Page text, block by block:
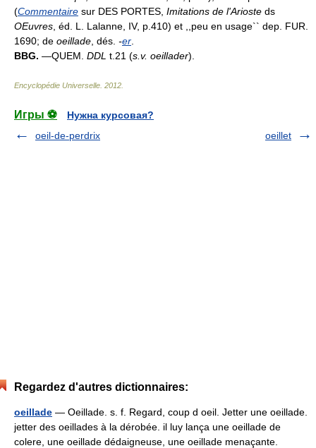
(Commentaire sur DES PORTES, Imitations de l'Arioste ds
OEuvres , éd. L. Lalanne, IV, p.410) et ,,peu en usage`` dep. FUR.
1690; de oeillade , dés. -er
BBG. —QUEM. DDL t.21 (s.v. oeillader).
Encyclopédie Universelle 2012
Игры ⚽
Нужна курсовая?
oeil-de-perdrix
oeillet
Regardez d'autres dictionnaires:
oeillade — Oeillade. s. f. Regard, coup d oeil. Jetter une oeillade.
jetter des oeillades à la dérobée. il luy lança une oeillade de
colere, une oeillade dédaigneuse, une oeillade menaçante.